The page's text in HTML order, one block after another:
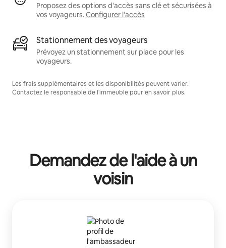
Proposez des options d'accès sans clé et sécurisées à
vos voyageurs.Configurer l'accès
Stationnement des voyageurs
Prévoyez un stationnement sur place pour les
voyageurs.
Les frais supplémentaires et les disponibilités peuvent varier.
Contactez le responsable de l'immeuble pour en savoir plus.
Demandez de l'aide à un
voisin